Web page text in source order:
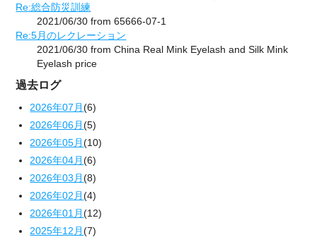
Re:総合防災訓練
2021/06/30 from 65666-07-1
Re:5月のレクレーション
2021/06/30 from China Real Mink Eyelash and Silk Mink
Eyelash price
過去ログ
2026年07月(6)
2026年06月(5)
2026年05月(10)
2026年04月(6)
2026年03月(8)
2026年02月(4)
2026年01月(12)
2025年12月(7)